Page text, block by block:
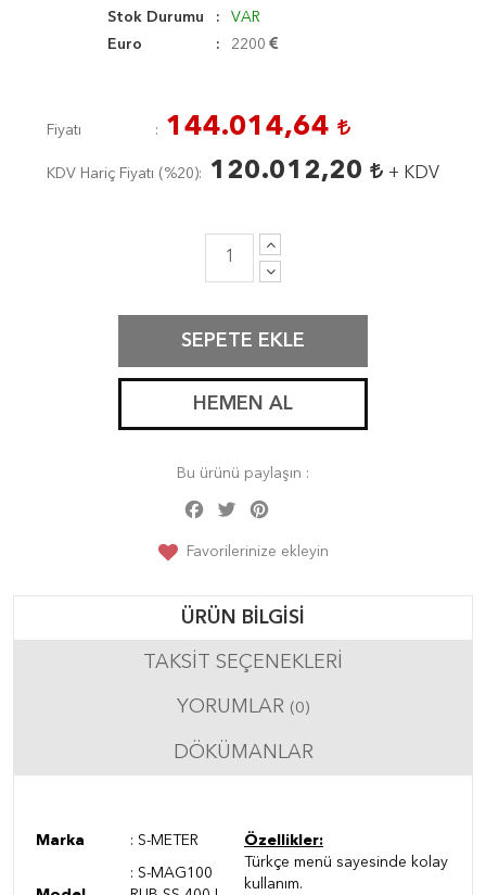
Stok Durumu
VAR
Euro
2200
Fiyatı 144.014,64
KDV Hariç Fiyatı ( %20 ) 120.012,20 + KDV
SEPETE EKLE
HEMEN AL
Bu ürünü paylaşın :
Facebook
Twitter
Favorilerinize ekleyin
ÜRÜN BILGISI
TAKSIT SEÇENEKLERI
YORUMLAR (0)
DÖKÜMANLAR
Marka : S-METER
: S-MAG100
Özellikler:
Türkçe menü sayesinde kolay
kullanım.